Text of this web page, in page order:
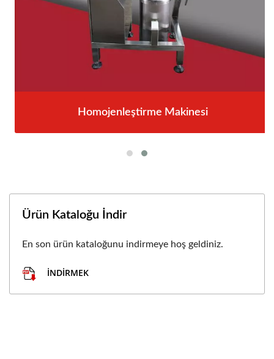
Homojenleştirme Makinesi
Ürün Kataloğu İndir
En son ürün kataloğunu indirmeye hoş geldiniz.
İNDIRMEK